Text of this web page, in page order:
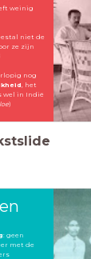
weinig
niet de
ze zijn
nog
, het
wel in Indië
)
: geen
met de